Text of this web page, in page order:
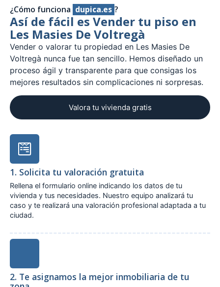
¿Cómo funciona dupica.es ?
Así de fácil es Vender tu piso en
Les Masies De Voltregà
Vender o valorar tu propiedad en Les Masies De
Voltregà nunca fue tan sencillo. Hemos diseñado un
proceso ágil y transparente para que consigas los
mejores resultados sin complicaciones ni sorpresas.
Valora tu vivienda gratis
1. Solicita tu valoración gratuita
Rellena el formulario online indicando los datos de tu
vivienda y tus necesidades. Nuestro equipo analizará tu
caso y te realizará una valoración profesional adaptada a tu
ciudad.
2. Te asignamos la mejor inmobiliaria de tu